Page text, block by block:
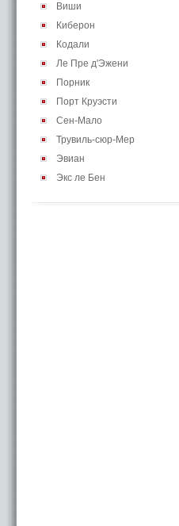
Виши
Киберон
Кодали
Ле Пре д'Эжени
Порник
Порт Круэсти
Сен-Мало
Трувиль-сюр-Мер
Эвиан
Экс ле Бен